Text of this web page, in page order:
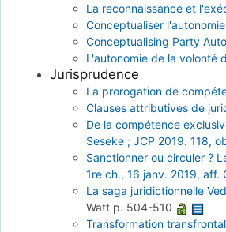
La reconnaissance et
Conceptualiser
Conceptualising Party
L'autonomie de la volonté
Jurisprudence
La prorogation de
Clauses attributives de
De la compétence
Seseke ; JCP 2019. 118,
Sanctionner ou circuler ?
1re ch., 16 janv. 2019, aff.
La saga juridictionnelle
Watt p. 504-510
Transformation